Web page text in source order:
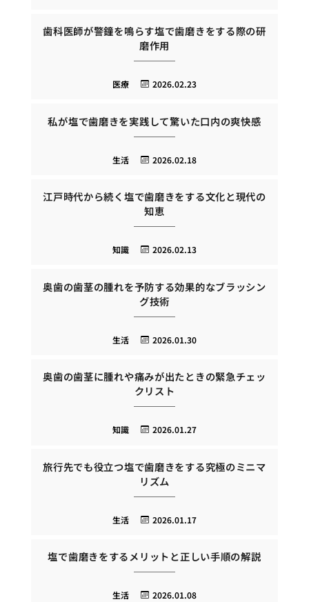
歯科医師が警鐘を鳴らす塩で歯磨きをする際の研
磨作用
2026.02.23
医療
私が塩で歯磨きを実践して驚いた口内の爽快感
2026.02.18
生活
江戸時代から続く塩で歯磨きをする文化と現代の
知恵
2026.02.13
知識
奥歯の歯茎の腫れを予防する効果的なブラッシン
グ技術
2026.01.30
生活
奥歯の歯茎に腫れや痛みが出たときの緊急チェッ
クリスト
2026.01.27
知識
旅行先でも役立つ塩で歯磨きをする究極のミニマ
リズム
2026.01.17
生活
塩で歯磨きをするメリットと正しい手順の解説
2026.01.08
生活